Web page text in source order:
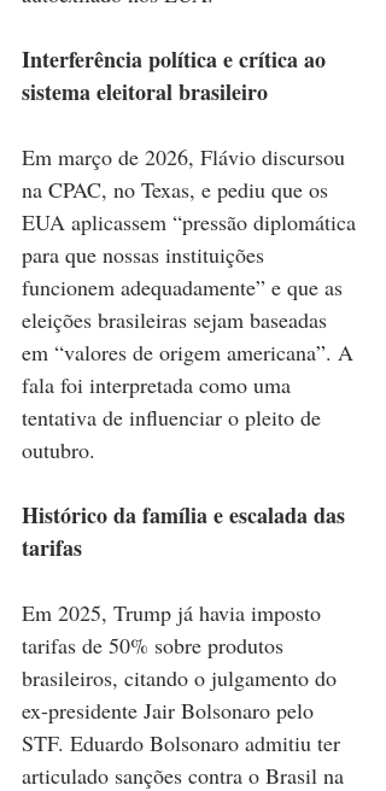
Interferência política e crítica ao
sistema eleitoral brasileiro
Em março de 2026, Flávio discursou
na CPAC, no Texas, e pediu que os
EUA aplicassem “pressão diplomática
para que nossas instituições
funcionem adequadamente” e que as
eleições brasileiras sejam baseadas
em “valores de origem americana”. A
fala foi interpretada como uma
tentativa de influenciar o pleito de
outubro.
Histórico da família e escalada das
tarifas
Em 2025, Trump já havia imposto
tarifas de 50% sobre produtos
brasileiros, citando o julgamento do
ex-presidente Jair Bolsonaro pelo
STF. Eduardo Bolsonaro admitiu ter
articulado sanções contra o Brasil na